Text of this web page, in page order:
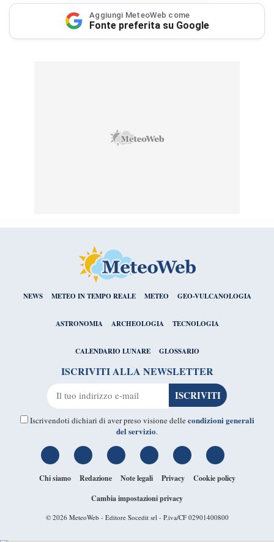
Aggiungi MeteoWeb come
Fonte preferita su Google
NEWS METEO IN TEMPO REALE METEO GEO-VULCANOLOGIA
ASTRONOMIA ARCHEOLOGIA TECNOLOGIA
CALENDARIO LUNARE GLOSSARIO
ISCRIVITI ALLA NEWSLETTER
Iscrivendoti dichiari di aver preso visione dellecondizioni generali
del servizio.
Chi siamo Redazione Note legali Privacy
Cookie policy
Cambia impostazioni privacy
© 2026 MeteoWeb - Editore Socedit srl - P.iva/CF 02901400800